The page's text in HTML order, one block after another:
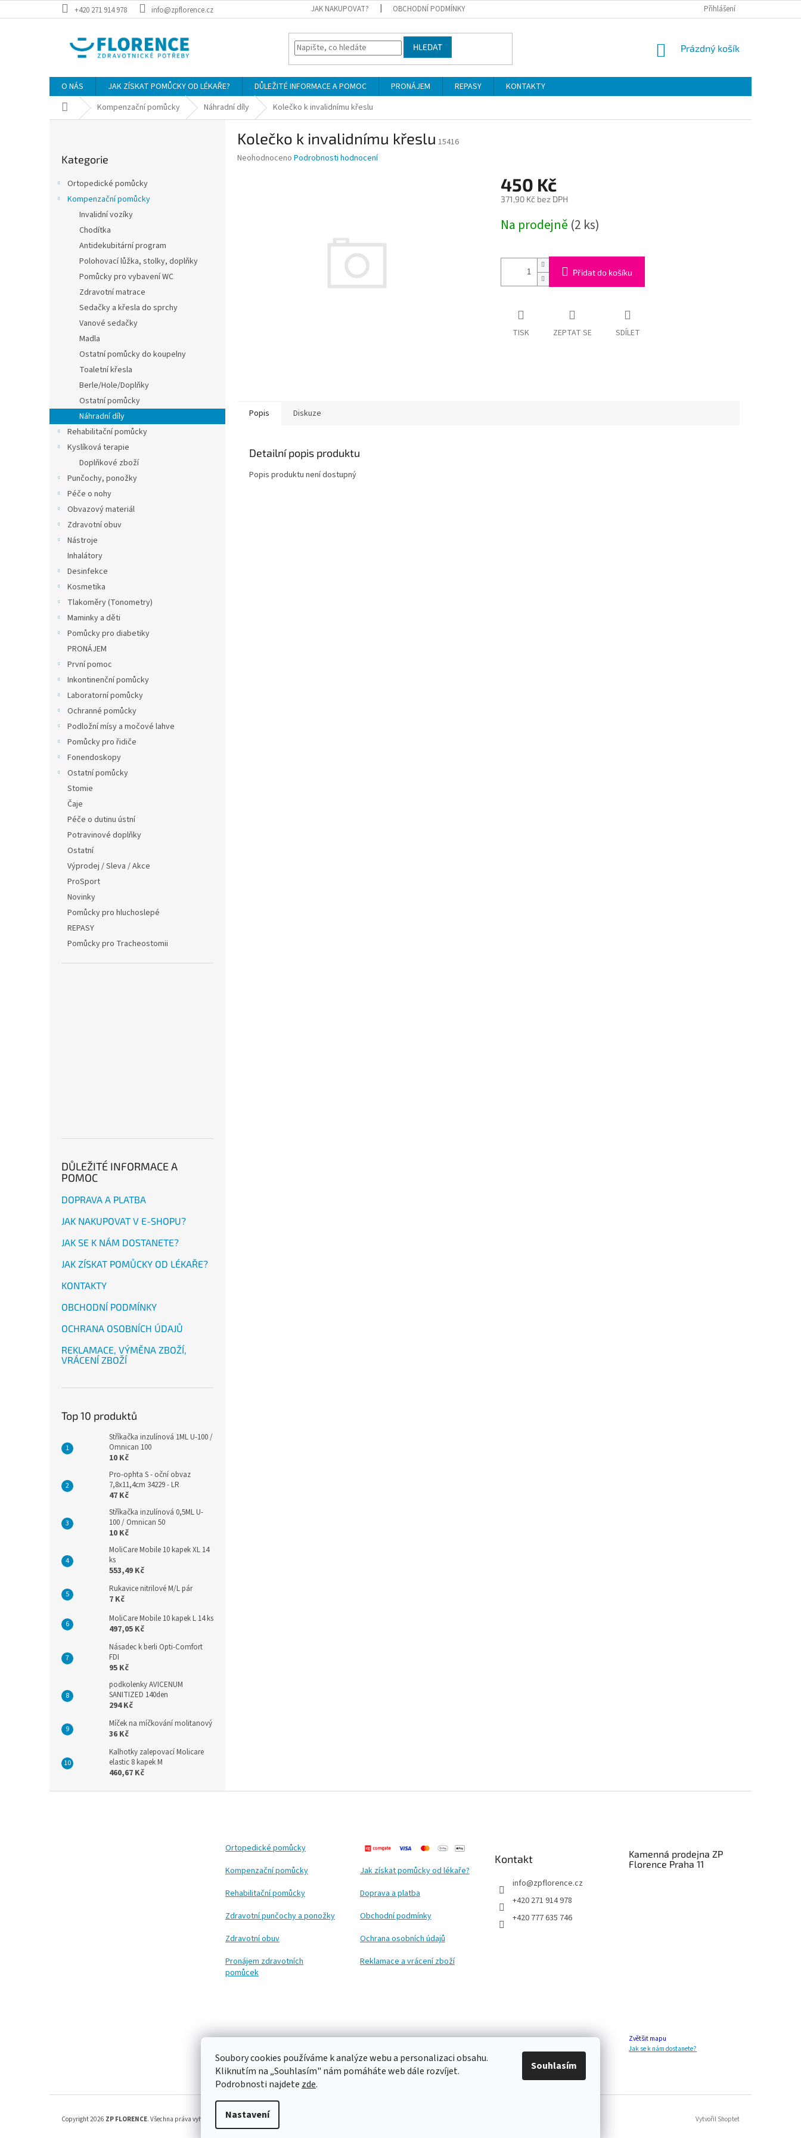
Soubory cookies používáme k analýze webu a personalizaci obsahu.
Kliknutím na „Souhlasím" nám pomáháte web dále rozvíjet.
Podrobnosti najdete zde.
Nastavení
Souhlasím
na
+420 271 914 978 info@zpflorence.cz JAK NAKUPOVAT? OBCHODNÍ PODMÍNKY Přihlášení
HLEDAT
NÁKUPNÍ
Prázdný košík
O NÁS JAK ZÍSKAT POMŮCKY OD LÉKAŘE? DŮLEŽITÉ INFORMACE A POMOC PRONÁJEM REPASY
KONTAKTY
Domů Kompenzační pomůcky Náhradní díly Kolečko k invalidnímu křeslu
kategorie
Kategorie
Ortopedické pomůcky
Kompenzační pomůcky
Invalidní vozíky
Chodítka
Antidekubitární program
Polohovací lůžka, stolky, doplňky
Pomůcky pro vybavení WC
Zdravotní matrace
Sedačky a křesla do sprchy
Vanové sedačky
Madla
Ostatní pomůcky do koupelny
Toaletní křesla
Berle/Hole/Doplňky
Ostatní pomůcky
Náhradní díly
Rehabilitační pomůcky
Kyslíková terapie
Doplňkové zboží
Punčochy, ponožky
Péče o nohy
Obvazový materiál
Zdravotní obuv
Nástroje
Inhalátory
Desinfekce
Kosmetika
Tlakoměry (Tonometry)
Maminky a děti
Pomůcky pro diabetiky
PRONÁJEM
První pomoc
Inkontinenční pomůcky
Laboratorní pomůcky
Ochranné pomůcky
Podložní mísy a močové lahve
Pomůcky pro řidiče
Fonendoskopy
Ostatní pomůcky
Stomie
Čaje
Péče o dutinu ústní
Potravinové doplňky
Ostatní
Výprodej / Sleva / Akce
ProSport
Novinky
Pomůcky pro hluchoslepé
REPASY
Pomůcky pro Tracheostomii
DŮLEŽITÉ INFORMACE A
POMOC
DOPRAVA A PLATBA
JAK NAKUPOVAT V E-SHOPU?
JAK SE K NÁM DOSTANETE?
JAK ZÍSKAT POMŮCKY OD LÉKAŘE?
KONTAKTY
OBCHODNÍ PODMÍNKY
OCHRANA OSOBNÍCH ÚDAJŮ
REKLAMACE, VÝMĚNA ZBOŽÍ,
VRÁCENÍ ZBOŽÍ
Top 10 produktů
Stříkačka inzulínová 1ML U-100 /
Omnican 100
10 Kč
Pro-ophta S - oční obvaz
7,8x11,4cm 34229 - LR
47 Kč
Stříkačka inzulínová 0,5ML U-
100 / Omnican 50
10 Kč
MoliCare Mobile 10 kapek XL 14
ks
553,49 Kč
Rukavice nitrilové M/L pár
7 Kč
MoliCare Mobile 10 kapek L 14 ks
497,05 Kč
Násadec k berli Opti-Comfort
FDI
95 Kč
podkolenky AVICENUM
SANITIZED 140den
294 Kč
Míček na míčkování molitanový
36 Kč
Kalhotky zalepovací Molicare
elastic 8 kapek M
460,67 Kč
Kolečko k invalidnímu křeslu 15416
Průměrné
Neohodnoceno Podrobnosti hodnocení
450 Kč
371,90 Kč bez DPH
cena:
Na prodejně (2 ks)
Přidat do košíku
TISK ZEPTAT SE SDÍLET
Popis Diskuze
Detailní popis produktu
Popis produktu není dostupný
Ortopedické pomůcky
Kompenzační pomůcky
Rehabilitační pomůcky
Zdravotní punčochy a ponožky
Zdravotní obuv
Pronájem zdravotních
pomůcek
Jak získat pomůcky od lékaře?
Doprava a platba
Obchodní podmínky
Ochrana osobních údajů
Reklamace a vrácení zboží
Kontakt
info@zpflorence.cz
+420 271 914 978
+420 777 635 746
Kamenná prodejna ZP
Florence Praha 11
Zvětšit mapu
Jak se k nám dostanete?
Vytvořil Shoptet
Copyright 2026 ZP FLORENCE. Všechna práva vyhrazena.